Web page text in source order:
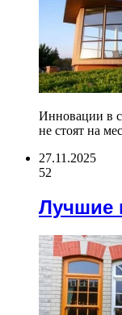
Инновации в
не стоят на
27.11.2025
52
Лучшие